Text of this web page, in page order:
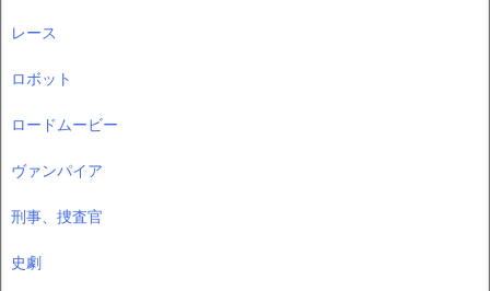
レース
ロボット
ロードムービー
ヴァンパイア
刑事、捜査官
史劇